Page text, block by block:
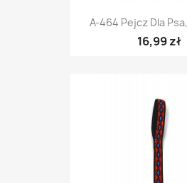
A-464 Pejcz Dla
16,99 zł